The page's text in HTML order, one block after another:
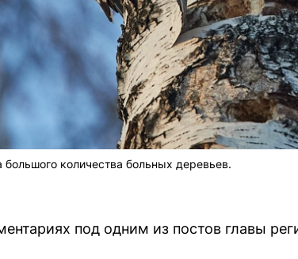
количества больных деревьев.
под одним из постов главы